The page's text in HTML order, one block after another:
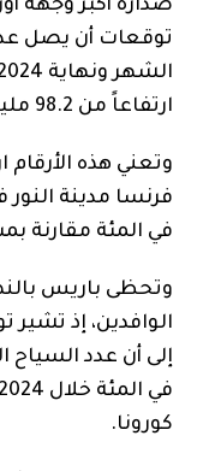
صدارة أكبر وجهة
توقعات أن يصل عدد
ارتفاعاً من 98.2 مليون سائح في عام 2023.
وتعني هذه الأرقام
في المئة مقارنة
وتحظى باريس
الوافدين، إذ
كورونا.